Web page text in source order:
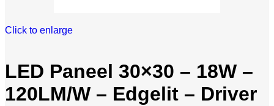
Click to enlarge
LED Paneel 30×30 – 18W –
120LM/W – Edgelit – Driver